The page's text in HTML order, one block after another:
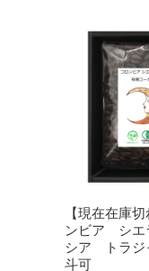
【現在在庫
ンビア シエ
シア トラジ
斗可